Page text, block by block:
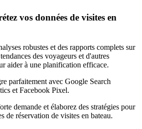
vos données de visites en
robustes et des rapports complets sur
des voyageurs et d'autres
aider à une planification efficace.
parfaitement avec Google Search
et Facebook Pixel.
demande et élaborez des stratégies pour
de réservation de visites en bateau.